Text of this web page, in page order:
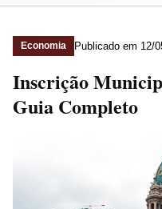
Economia Publicado em 12/
Inscrição
Guia Completo